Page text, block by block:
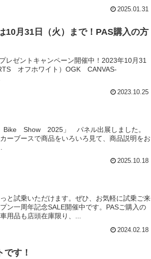
2025.01.31
10月31日（火）まで！PAS購入の方
ゼントキャンペーン開催中！2023年10月31
オフホワイト）OGK CANVAS-
2023.10.25
Bike Show 2025」 パネル出展しました。
ーブースで商品をいろいろ見て、商品説明をお
2025.10.18
と試乗いただけます。ぜひ、お気軽に試乗ご来
ン一周年記念SALE開催中です。PASご購入の
用品も店頭在庫限り、...
2024.02.18
す！